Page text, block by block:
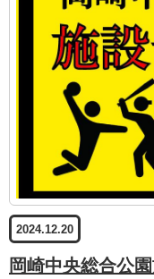
2024.12.20
岡崎中央総合公